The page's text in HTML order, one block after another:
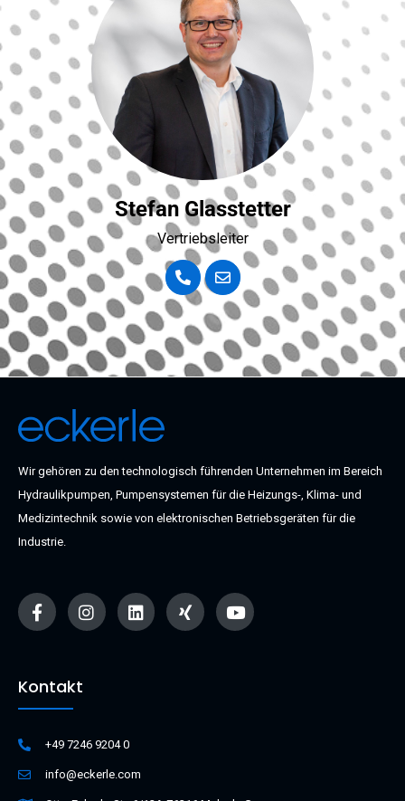
Stefan Glasstetter
Vertriebsleiter
Wir gehören zu den technologisch führenden Unternehmen im Bereich
Hydraulikpumpen, Pumpensystemen für die Heizungs-, Klima- und
Medizintechnik sowie von elektronischen Betriebsgeräten für die
Industrie.
a
c
e
o
k
n
s
t
i
n
k
i
n
g
o
u
t
Kontakt
+49 7246 9204 0
info@eckerle.com